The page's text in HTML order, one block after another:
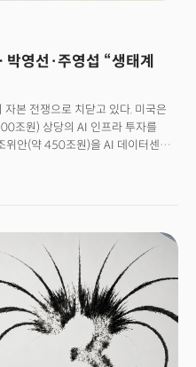
영선·주영섭 “생태계
본 전쟁으로 치닫고 있다. 미국은
조원) 상당의 AI 인프라 투자를
위안(약 450조원)을 AI 데이터센터
. 이에 한국 정부는 향후 10년 동안
일 개최했다. 이날 웨비나 패널
경제자문단 위원장(전
특임교수(전 중소기업청장)는 정부
인 국가 전략을 제시했다. 미·중 AI
과 생태계 중심 경쟁으로 전환하고,
전략을 하나의 비전 아래 연결,